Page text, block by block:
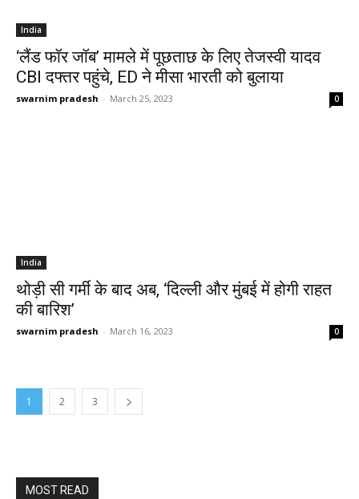
India
‘लैंड फॉर जॉब’ मामले में पूछताछ के लिए तेजस्वी यादव
CBI दफ्तर पहुंचे, ED ने मीसा भारती को बुलाया
swarnim pradesh - March 25, 2023 0
India
थोड़ी सी गर्मी के बाद अब, ‘दिल्ली और मुंबई में होगी राहत
की बारिश’
swarnim pradesh - March 16, 2023 0
1 2 3
MOST READ